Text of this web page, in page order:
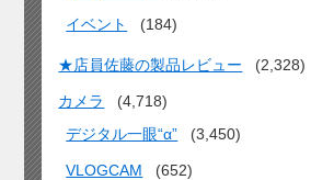
イベント (184)
★店員佐藤の製品レビュー (2,328)
カメラ
(4,718)
デジタル一眼“α”
(3,450)
VLOGCAM (652)